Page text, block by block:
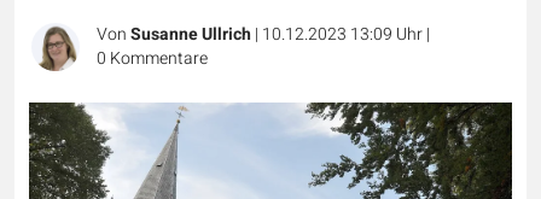
VonSusanne Ullrich| 10.12.2023 13:09 Uhr|
0 Kommentare